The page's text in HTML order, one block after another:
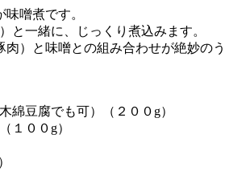
噌煮です。
と一緒に、じっくり煮込みます。
肉）と味噌との組み合わせが絶妙の
綿豆腐でも可）（２００g）
１００g）